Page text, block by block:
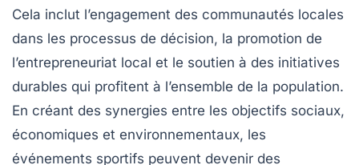
Cela inclut l’engagement des communautés locales
dans les processus de décision, la promotion de
l’entrepreneuriat local et le soutien à des initiatives
durables qui profitent à l’ensemble de la population.
En créant des synergies entre les objectifs sociaux,
économiques et environnementaux, les
événements sportifs peuvent devenir des